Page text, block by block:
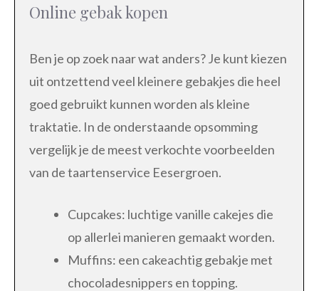
Online gebak kopen
Ben je op zoek naar wat anders? Je kunt kiezen
uit ontzettend veel kleinere gebakjes die heel
goed gebruikt kunnen worden als kleine
traktatie. In de onderstaande opsomming
vergelijk je de meest verkochte voorbeelden
van de taartenservice Eesergroen.
Cupcakes: luchtige vanille cakejes die
op allerlei manieren gemaakt worden.
Muffins: een cakeachtig gebakje met
chocoladesnippers en topping.